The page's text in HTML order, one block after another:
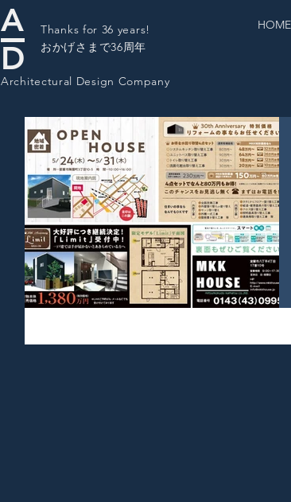
HOME
Architectural Design Company
D
A
Thanks for 36 years!
​おかげさまで36周年